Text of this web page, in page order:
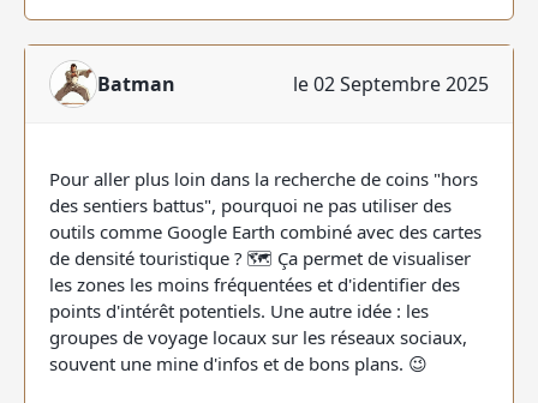
Batman le 02 Septembre 2025
Pour aller plus loin dans la recherche de coins "hors
des sentiers battus", pourquoi ne pas utiliser des
outils comme Google Earth combiné avec des cartes
de densité touristique ? 🗺️ Ça permet de visualiser
les zones les moins fréquentées et d'identifier des
points d'intérêt potentiels. Une autre idée : les
groupes de voyage locaux sur les réseaux sociaux,
souvent une mine d'infos et de bons plans. 😉